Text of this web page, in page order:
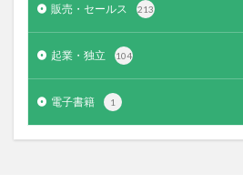
販売・セールス 213
起業・独立 104
電子書籍 1